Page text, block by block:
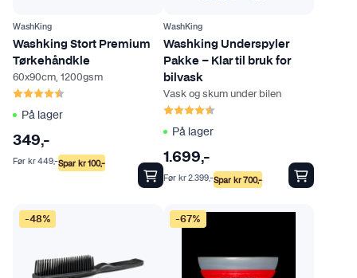
a
t
i
v
e
e
k
WashKing
Washking Stort Premium
Tørkehåndkle
60x90cm, 1200gsm
Karakter:
På lager
349,-
Spar kr100,-
Før kr449,-
WashKing
Washking Underspyler
Pakke – Klar til bruk for
bilvask
Vask og skum under bilen
Karakter:
På lager
1.699,-
Spar kr700,-
Før kr2.399,-
-48% -67%